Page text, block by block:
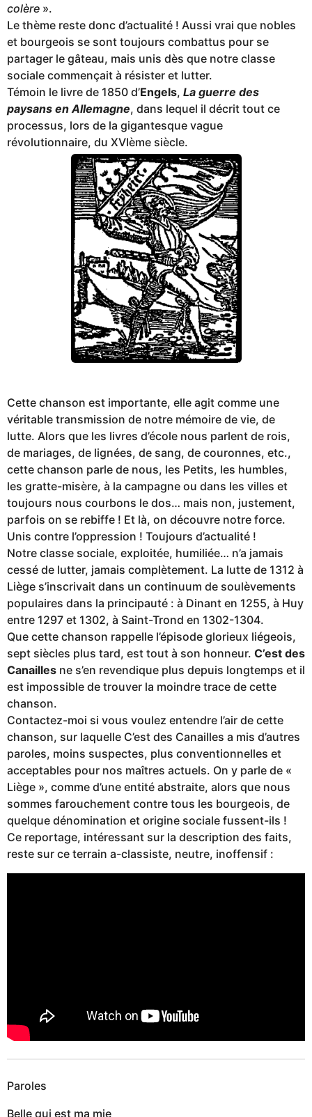
colère ».
Le thème reste donc d’actualité ! Aussi vrai que nobles
et bourgeois se sont toujours combattus pour se
partager le gâteau, mais unis dès que notre classe
sociale commençait à résister et lutter.
Témoin le livre de 1850 d’Engels, La guerre des
paysans en Allemagne, dans lequel il décrit tout ce
processus, lors de la gigantesque vague
révolutionnaire, du XVIème siècle.
Cette chanson est importante, elle agit comme une
véritable transmission de notre mémoire de vie, de
lutte. Alors que les livres d’école nous parlent de rois,
de mariages, de lignées, de sang, de couronnes, etc.,
cette chanson parle de nous, les Petits, les humbles,
les gratte-misère, à la campagne ou dans les villes et
toujours nous courbons le dos… mais non, justement,
parfois on se rebiffe ! Et là, on découvre notre force.
Unis contre l’oppression ! Toujours d’actualité !
Notre classe sociale, exploitée, humiliée… n’a jamais
cessé de lutter, jamais complètement. La lutte de 1312 à
Liège s’inscrivait dans un continuum de soulèvements
populaires dans la principauté : à Dinant en 1255, à Huy
entre 1297 et 1302, à Saint-Trond en 1302-1304.
Que cette chanson rappelle l’épisode glorieux liégeois,
sept siècles plus tard, est tout à son honneur. C’est des
Canailles ne s’en revendique plus depuis longtemps et il
est impossible de trouver la moindre trace de cette
chanson.
Contactez-moi si vous voulez entendre l’air de cette
chanson, sur laquelle C’est des Canailles a mis d’autres
paroles, moins suspectes, plus conventionnelles et
acceptables pour nos maîtres actuels. On y parle de «
Liège », comme d’une entité abstraite, alors que nous
sommes farouchement contre tous les bourgeois, de
quelque dénomination et origine sociale fussent-ils !
Ce reportage, intéressant sur la description des faits,
reste sur ce terrain a-classiste, neutre, inoffensif :
Paroles
Belle qui est ma mie